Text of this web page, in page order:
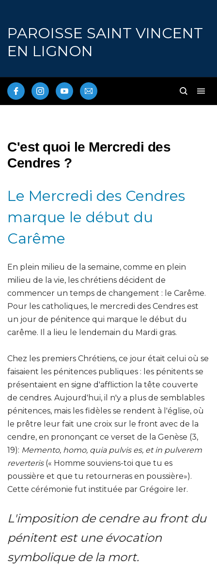
PAROISSE SAINT VINCENT
EN LIGNON
C'est quoi le Mercredi des
Cendres ?
Le Mercredi des Cendres
marque le début du
Carême
En plein milieu de la semaine, comme en plein
milieu de la vie, les chrétiens décident de
commencer un temps de changement : le Carême.
Pour les catholiques, le mercredi des Cendres est
un jour de pénitence qui marque le début du
carême. Il a lieu le lendemain du Mardi gras.
Chez les premiers Chrétiens, ce jour était celui où se
faisaient les pénitences publiques : les pénitents se
présentaient en signe d'affliction la tête couverte
de cendres. Aujourd'hui, il n'y a plus de semblables
pénitences, mais les fidèles se rendent à l'église, où
le prêtre leur fait une croix sur le front avec de la
cendre, en prononçant ce verset de la Genèse (3,
19): Memento, homo, quia pulvis es, et in pulverem
reverteris(« Homme souviens-toi que tu es
poussière et que tu retourneras en poussière»).
Cette cérémonie fut instituée par Grégoire Ier.
L'imposition de cendre au front du
pénitent est une évocation
symbolique de la mort.